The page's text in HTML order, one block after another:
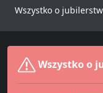
Wszystko o
Wszystko o